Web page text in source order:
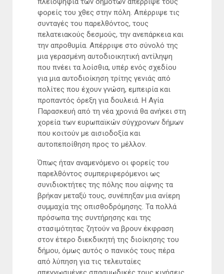
φορείς του χθες στην πόλη. Απέρριψε τις
συνταγές του παρελθόντος, τους
πελατειακούς δεσμούς, την ανεπάρκεια και
την απροθυμία. Απέρριψε στο σύνολό της
μια γερασμένη αυτοδιοικητική αντίληψη
που πνέει τα λοίσθια, υπέρ ενός σχεδίου
για μια αυτοδιοίκηση τρίτης γενιάς από
πολίτες που έχουν γνώση, εμπειρία και
προπαντός όρεξη για δουλειά. Η Αγία
Παρασκευή από τη νέα χρονιά θα ανήκει στη
χορεία των ευρωπαϊκών σύγχρονων δήμων
που κοιτούν με αισιοδοξία και
αυτοπεποίθηση προς το μέλλον.
Όπως ήταν αναμενόμενο οι φορείς του
παρελθόντος συμπεριφερόμενοι ως
συνιδιοκτήτες της πόλης που αίφνης τα
βρήκαν μεταξύ τους, συνέπηξαν μια ανίερη
συμμαχία της οπισθοδρόμησης. Τα πολλά
πρόσωπα της συντήρησης και της
στασιμότητας ζητούν να βρουν έκφραση
στον έτερο διεκδικητή της διοίκησης του
δήμου, όμως αυτός ο πανικός τους πέρα
από λύπηση για τις τελευταίες